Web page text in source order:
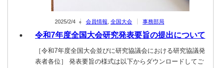
2025/2/4 会員情報 全国大会 事務部局
令和7年度全国大会研究発表要旨の提出について
［令和7年度全国大会並びに研究協議会における研究協議発
表者各位］ 発表要旨の様式は以下からダウンロードしてご